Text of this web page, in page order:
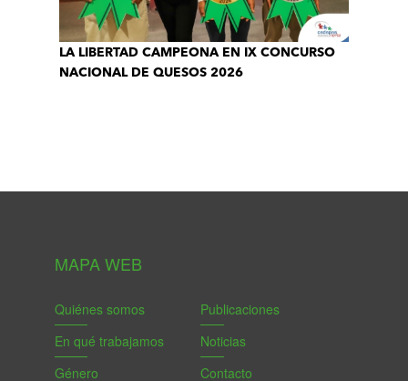
LA LIBERTAD CAMPEONA EN IX CONCURSO
NACIONAL DE QUESOS 2026
MAPA WEB
Quiénes somos
En qué trabajamos
Género
Publicaciones
Noticias
Contacto